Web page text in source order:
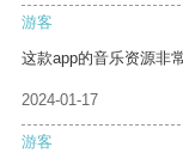
游客
这款app的音乐资源非
2024-01-17
游客